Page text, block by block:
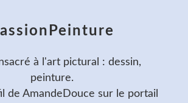
à l'art pictural : dessin,
peinture.
de AmandeDouce sur le portail